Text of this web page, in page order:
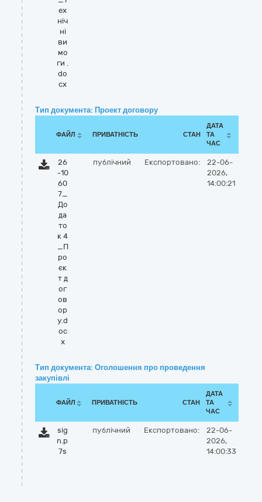
ех
ніч
ні
ви
мо
ги .
do
cx
Тип документа: Проект договору
ФАЙЛ ПРИВАТНІСТЬ СТАН
ДАТА
ТА
ЧАС
26
-10
60
7_
До
да
то
к 4
_П
ро
єк
т д
ог
ов
ор
у.d
oc
x
публічний Експортовано:
22-06-
2026,
14:00:21
Тип документа: Оголошення про проведення
закупівлі
ФАЙЛ ПРИВАТНІСТЬ СТАН
ДАТА
ТА
ЧАС
sig
n.p
7s
публічний Експортовано:
22-06-
2026,
14:00:33